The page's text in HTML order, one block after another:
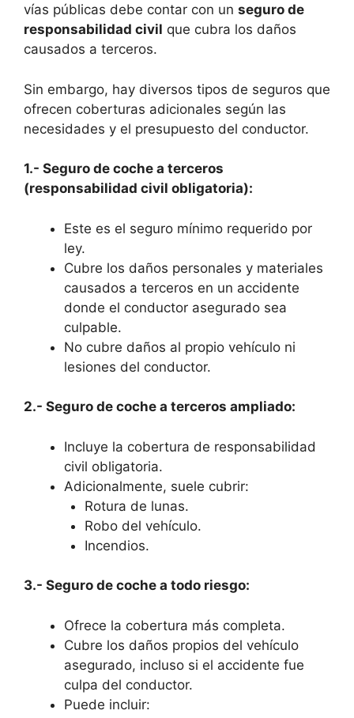
vías públicas debe contar con un seguro de
responsabilidad civil que cubra los daños
causados a terceros.
Sin embargo, hay diversos tipos de seguros que
ofrecen coberturas adicionales según las
necesidades y el presupuesto del conductor.
1.- Seguro de coche a terceros
(responsabilidad civil obligatoria):
Este es el seguro mínimo requerido por
ley.
Cubre los daños personales y materiales
causados a terceros en un accidente
donde el conductor asegurado sea
culpable.
No cubre daños al propio vehículo ni
lesiones del conductor.
2.- Seguro de coche a terceros ampliado:
Incluye la cobertura de responsabilidad
civil obligatoria.
Adicionalmente, suele cubrir:
Rotura de lunas.
Robo del vehículo.
Incendios.
3.- Seguro de coche a todo riesgo:
Ofrece la cobertura más completa.
Cubre los daños propios del vehículo
asegurado, incluso si el accidente fue
culpa del conductor.
Puede incluir: